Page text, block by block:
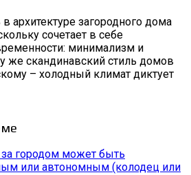
архитектуре загородного дома
сочетает в себе
минимализм и
же скандинавский стиль домов
– холодный климат диктует
городом может быть
или автономным (колодец или